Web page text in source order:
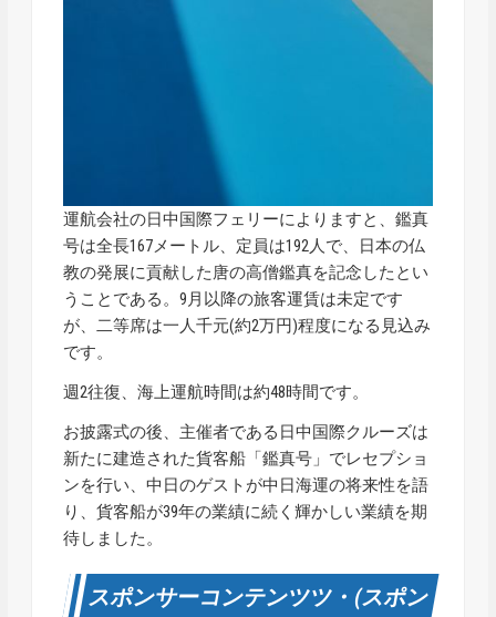
運航会社の日中国際フェリーによりますと、鑑真
号は全長167メートル、定員は192人で、日本の仏
教の発展に貢献した唐の高僧鑑真を記念したとい
うことである。9月以降の旅客運賃は未定です
が、二等席は一人千元(約2万円)程度になる見込み
です。
週2往復、海上運航時間は約48時間です。
お披露式の後、主催者である日中国際クルーズは
新たに建造された貨客船「鑑真号」でレセプショ
ンを行い、中日のゲストが中日海運の将来性を語
り、貨客船が39年の業績に続く輝かしい業績を期
待しました。
スポンサーコンテンツツ・(スポン